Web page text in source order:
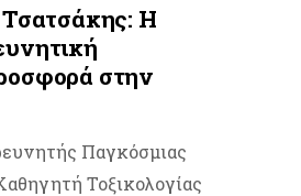
Τσατσάκης: Η
στην
Παγκόσμιας
Τοξικολογίας